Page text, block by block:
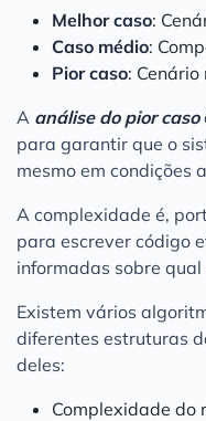
Melhor caso:
Caso médio:
Pior caso:
A análise do pior caso
para garantir que o
mesmo em condições
A complexidade é,
para escrever código
informadas sobre
Existem vários
diferentes estruturas
deles:
Complexidade do